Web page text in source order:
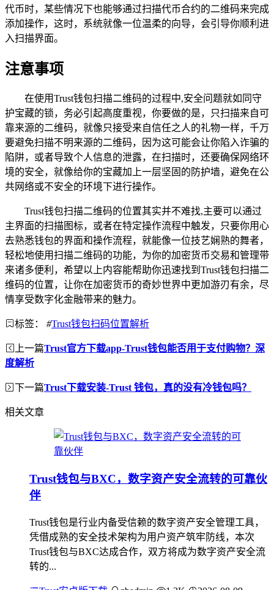
代币时，某些情况下也能够通过扫描代币合约的二维码来完成
添加操作，这时，系统就像一位温柔的向导，会引导你顺利进
入扫描界面。
注意事项
在使用Trust钱包扫描二维码的过程中,安全问题就如同守
护宝藏的锁，务必引起高度重视，你要做的是，只扫描来自可
靠来源的二维码，就像只接受来自信任之人的礼物一样，千万
要避免扫描不明来源的二维码，因为这可能会让你陷入诈骗的
陷阱，或者导致个人信息的泄露，在扫描时，还要确保网络环
境的安全，就像给你的宝藏加上一层坚固的防护墙，避免在公
共网络或不安全的环境下进行操作。
Trust钱包扫描二维码的位置其实并不难找,主要可以通过
主界面的扫描图标，或者在特定操作流程中触发，只要你用心
去熟悉钱包的界面和操作流程，就能像一位技艺娴熟的舞者，
轻松地使用扫描二维码的功能，为你的加密货币交易和管理带
来诸多便利，希望以上内容能帮助你迅速找到Trust钱包扫描二
维码的位置，让你在加密货币的奇妙世界中更加游刃有余，尽
情享受数字化金融带来的魅力。
标签： #Trust钱包扫码位置解析
上一篇Trust官方下载app-Trust钱包能否用于支付购物？深
度解析
下一篇Trust下载安装-Trust 钱包，真的没有冷钱包吗？
相关文章
Trust钱包与BXC，数字资产安全流转的可靠伙
伴
Trust钱包是行业内备受信赖的数字资产安全管理工具，
凭借成熟的安全技术架构为用户资产筑牢防线，本次
Trust钱包与BXC达成合作，双方将成为数字资产安全流
转的...